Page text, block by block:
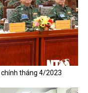
tháng 4/2023